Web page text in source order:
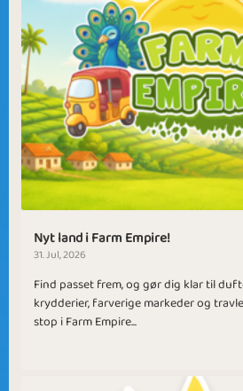
Nyt land i Farm Empire!
31. Jul, 2026
Find passet frem, og gør dig klar til
krydderier, farverige markeder og
stop i Farm Empire...